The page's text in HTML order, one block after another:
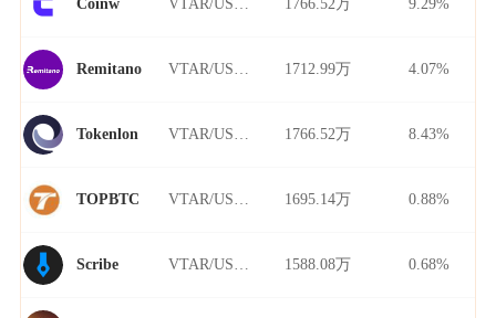
Remitano 1712.99万 4.07%
Tokenlon 1766.52万 8.43%
TOPBTC 1695.14万 0.88%
Scribe 1588.08万 0.68%